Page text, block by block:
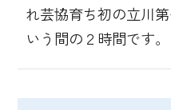
れ芸協育ち初の立川
いう間の２時間です。